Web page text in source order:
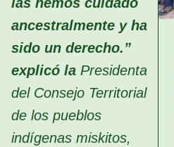
ancestralmente y ha
sido un derecho.”
explicó la Presidenta
del Consejo Territorial
de los pueblos
indígenas miskitos,